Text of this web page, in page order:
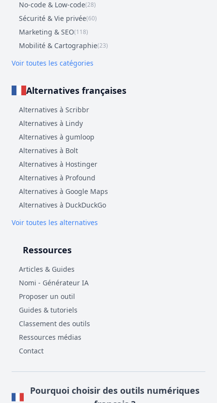
No-code & Low-code(28)
Sécurité & Vie privée(60)
Marketing & SEO(118)
Mobilité & Cartographie(23)
Voir toutes les catégories
Alternatives françaises
Alternatives à Scribbr
Alternatives à Lindy
Alternatives à gumloop
Alternatives à Bolt
Alternatives à Hostinger
Alternatives à Profound
Alternatives à Google Maps
Alternatives à DuckDuckGo
Voir toutes les alternatives
Ressources
Articles & Guides
Nomi - Générateur IA
Proposer un outil
Guides & tutoriels
Classement des outils
Ressources médias
Contact
Pourquoi choisir des outils numériques